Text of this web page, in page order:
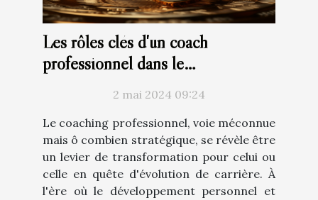
Les rôles clés d'un coach
professionnel dans le
2 mai 2024 09:24
Le coaching professionnel, voie méconnue
mais ô combien stratégique, se révèle être
un levier de transformation pour celui ou
celle en quête d'évolution de carrière. À
l'ère où le développement personnel et